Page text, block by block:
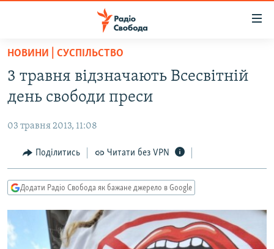
Перейти
основного
матеріалу
до
навігації
Перейти
до
ВСЕ ЗА ДОБУ
ПОЛІТИКА
ЕКОНОМІКА
КУЛЬТУРА
УКРАЇНА
ВІЙНА
РОСІЙСЬКА «ФІЛЬТРАЦІЯ»
КРИМ.РЕАЛІЇ
СХЕМИ
НОВИНИ | СУСПІЛЬСТВО
3 травня відзначають Всесвітній
день свободи преси
03 травня 2013, 11:08
Поділитись Читати без VPN
Додати Радіо Свобода як бажане джерело в Google